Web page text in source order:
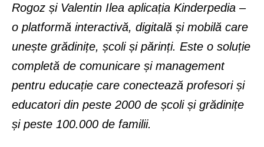
Rogoz și Valentin Ilea aplicația Kinderpedia –
o platformă interactivă, digitală și mobilă care
unește grădinițe, școli și părinți. Este o soluție
completă de comunicare și management
pentru educație care conectează profesori și
educatori din peste 2000 de școli și grădinițe
și peste 100.000 de familii.